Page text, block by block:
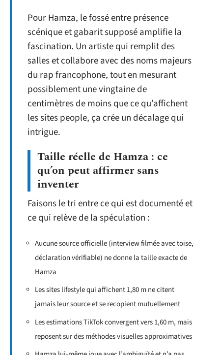
Pour Hamza, le fossé entre présence
scénique et gabarit supposé amplifie la
fascination. Un artiste qui remplit des
salles et collabore avec des noms majeurs
du rap francophone, tout en mesurant
possiblement une vingtaine de
centimètres de moins que ce qu’affichent
les sites people, ça crée un décalage qui
intrigue.
Taille réelle de Hamza : ce
qu’on peut affirmer sans
inventer
Faisons le tri entre ce qui est documenté et
ce qui relève de la spéculation :
Aucune source officielle (interview filmée avec toise,
déclaration vérifiable) ne donne la taille exacte de
Hamza
Les sites lifestyle qui affichent 1,80 m ne citent
jamais leur source et se recopient mutuellement
Les estimations TikTok convergent vers 1,60 m, mais
reposent sur des méthodes visuelles approximatives